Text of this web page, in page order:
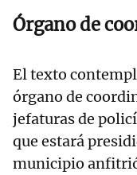
Órgano de
El texto
órgano de
jefaturas de
que estará
municipio